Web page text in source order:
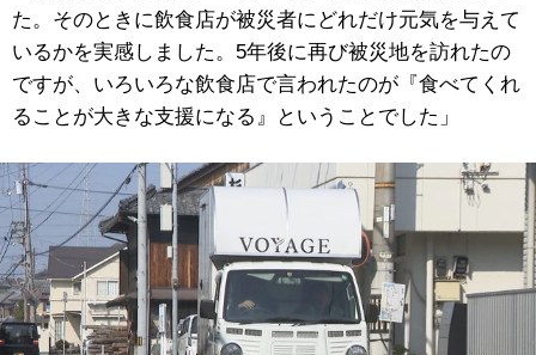
た。そのときに飲食店が被災者にどれだけ元気を与えて
いるかを実感しました。5年後に再び被災地を訪れたの
ですが、いろいろな飲食店で言われたのが『食べてくれ
ることが大きな支援になる』ということでした」